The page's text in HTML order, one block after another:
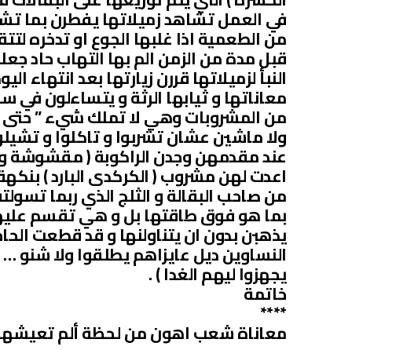
في العمل تشاهد زميلاتها يفطرن بما
من الطعمية اذا غلبها الجوع او تدخره
قبل مدة من الزمن الم بها التهاب حاد
النبأ لزميلاتها قررن زيارتها بعد
معاناتها و ثيابها الرثة و يتساءلون
من المشروبات وهي لا تملك شيء ” حتى
ولا ماشين عشان تشربوا و تاكلوا و
عند مقدمهن وجدن الراكوبة ( مقشوشة
اعدت لهن مشروب ( الكركدى البارد )
من صاحب البقالة و الثلج الذي ربما
بما هو فوق طاقتها بل و هي تقسم
يذهبن بدون ان يتناولنها و قد قطعت
النساوين ديل عايزاهم يطلقوا ولا
يجهزوا ليهم الغدا ) .
خاتمة
****
معاناة شعب اهون من لحظة ألم